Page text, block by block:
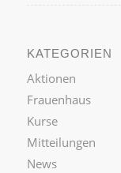
KATEGORIEN
Aktionen
Frauenhaus
Kurse
Mitteilungen
News